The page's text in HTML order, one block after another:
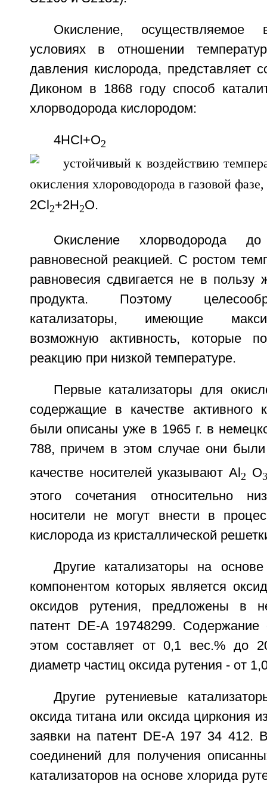
Окисление,
условиях в отношении
давления кислорода, представляет
Диконом в 1868 году способ
хлорводорода кислородом:
4HCl+O2
2Cl 2+2H2O.
Окисление хлорводорода
равновесной реакцией. С ростом
равновесия сдвигается не в пользу
продукта. Поэтому
катализаторы, имеющие
возможную активность, которые
реакцию при низкой температуре.
Первые катализаторы для
содержащие в качестве активного
были описаны уже в 1965 г. в
788, причем в этом случае они
качестве носителей указывают Al 2 O
этого сочетания относительно
носители не могут внести в
кислорода из кристаллической
Другие катализаторы на
компонентом которых является
оксидов рутения, предложены в
патент DE-A 19748299. Содержание
этом составляет от 0,1 вес.% до
диаметр частиц оксида рутения - от
Другие рутениевые
оксида титана или оксида циркония
заявки на патент DE-A 197 34 412.
соединений для получения
катализаторов на основе хлорида